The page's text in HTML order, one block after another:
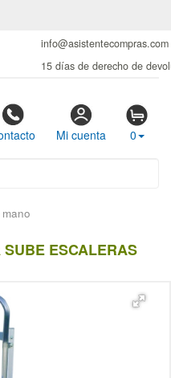
info@asistentecompras.com
15 días de derecho de
Mi cuenta 0
ESCALERAS